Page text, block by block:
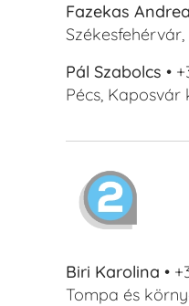
Fazekas Andrea
Pál Szabolcs •
Pécs,
Biri Karolina •
Tompa és